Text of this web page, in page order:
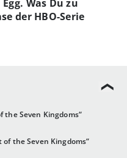
the Seven Kingdoms“
the Seven Kingdoms“
Was Du zu
der HBO-Serie